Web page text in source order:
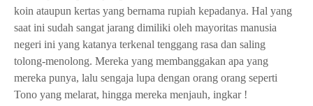
koin ataupun kertas yang bernama rupiah kepadanya. Hal yang
saat ini sudah sangat jarang dimiliki oleh mayoritas manusia
negeri ini yang katanya terkenal tenggang rasa dan saling
tolong-menolong. Mereka yang membanggakan apa yang
mereka punya, lalu sengaja lupa dengan orang orang seperti
Tono yang melarat, hingga mereka menjauh, ingkar !